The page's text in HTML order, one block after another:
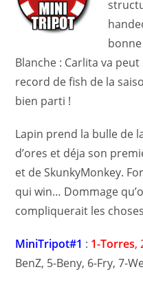
Blanche : Carlita va
record de fish de la
bien parti !
Lapin prend la bulle de
d’ores et déja son
et de SkunkyMonkey.
qui win… Dommage
compliquerait les
MiniTripot#1 : 1-Torres,
BenZ, 5-Beny, 6-Fry, 7-